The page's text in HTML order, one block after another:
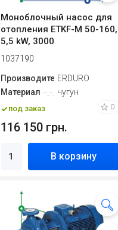
Моноблочный насос для
отопления ETKF-M 50-160,
5,5 kW, 3000
1037190
ПроизводительERDURO
Материал
чугун
под заказ 0
116 150 грн.
В корзину